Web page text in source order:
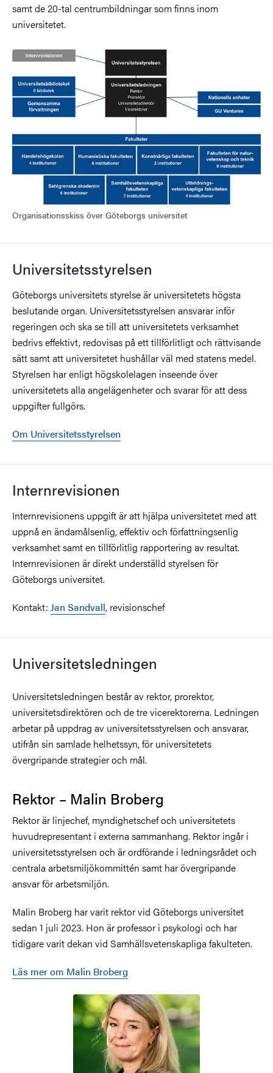
samt de 20-tal centrumbildningar som finns inom
universitetet.
Organisationsskiss över Göteborgs universitet
Universitetsstyrelsen
Göteborgs universitets styrelse är universitetets högsta
beslutande organ. Universitetsstyrelsen ansvarar inför
regeringen och ska se till att universitetets verksamhet
bedrivs effektivt, redovisas på ett tillförlitligt och rättvisande
sätt samt att universitetet hushållar väl med statens medel.
Styrelsen har enligt högskolelagen inseende över
universitetets alla angelägenheter och svarar för att dess
uppgifter fullgörs.
Om Universitetsstyrelsen
Internrevisionen
Internrevisionens uppgift är att hjälpa universitetet med att
uppnå en ändamålsenlig, effektiv och författningsenlig
verksamhet samt en tillförlitlig rapportering av resultat.
Internrevisionen är direkt underställd styrelsen för
Göteborgs universitet.
Kontakt: Jan Sandvall, revisionschef
Universitetsledningen
Universitetsledningen består av rektor, prorektor,
universitetsdirektören och de tre vicerektorerna. Ledningen
arbetar på uppdrag av universitetsstyrelsen och ansvarar,
utifrån sin samlade helhetssyn, för universitetets
övergripande strategier och mål.
Rektor – Malin Broberg
Rektor är linjechef, myndighetschef och universitetets
huvudrepresentant i externa sammanhang. Rektor ingår i
universitetsstyrelsen och är ordförande i ledningsrådet och
centrala arbetsmiljökommittén samt har övergripande
ansvar för arbetsmiljön.
Malin Broberg har varit rektor vid Göteborgs universitet
sedan 1 juli 2023. Hon är professor i psykologi och har
tidigare varit dekan vid Samhällsvetenskapliga fakulteten.
Läs mer om Malin Broberg